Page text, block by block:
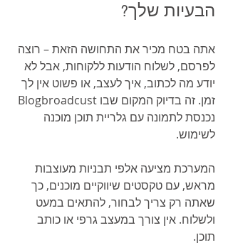
הבעיות שלך?
אתה בטח מכיר את התחושה הזאת – רוצה
לפרסם, לשלוח הודעות ללקוחות, אבל לא
יודע מה לכתוב, איך לעצב, או פשוט אין לך
נכנסת לתמונה עם גלריית תוכן מוכנה
לשימוש.
המערכת מציעה אלפי תבניות מעוצבות
מראש, עם טקסטים שיווקיים מוכנים, כך
שאתה רק צריך לבחור, להתאים במעט
ולשלוח. אין צורך במעצב גרפי או כותב
תוכן.